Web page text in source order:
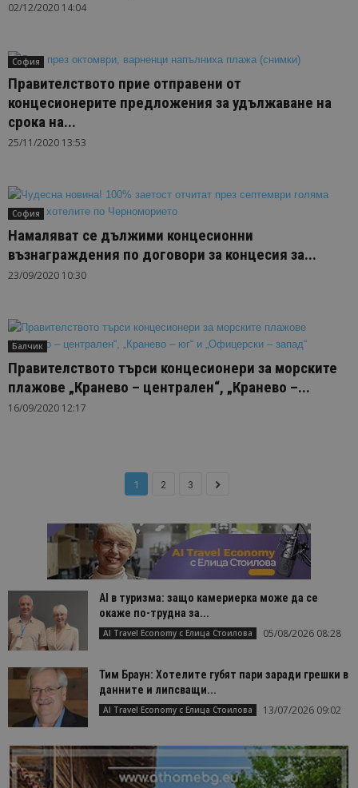
02/12/2020 14:04
София
Правителството прие отправени от
концесионерите предложения за удължаване на
срока на...
25/11/2020 13:53
София
Намаляват се дължими концесионни
възнаграждения по договори за концесия за...
23/09/2020 10:30
Балчик
Правителството търси концесионери за морските
плажове „Кранево – централен“, „Кранево –...
16/09/2020 12:17
1 2 3
AI в туризма: защо камериерка може да се
окаже по-трудна за...
AI Travel Economy с Елица Стоилова 05/08/2026 08:28
Тим Браун: Хотелите губят пари заради грешки в
данните и липсващи...
AI Travel Economy с Елица Стоилова 13/07/2026 09:02